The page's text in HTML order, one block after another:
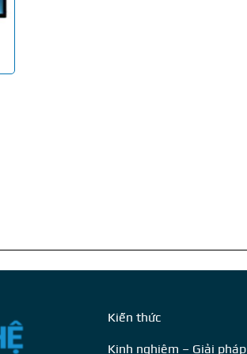
Kiến thức
Kinh nghiệm – Giải pháp